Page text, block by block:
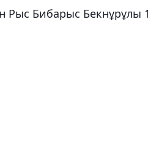
Рыс Бибарыс Бекнұрұлы 1